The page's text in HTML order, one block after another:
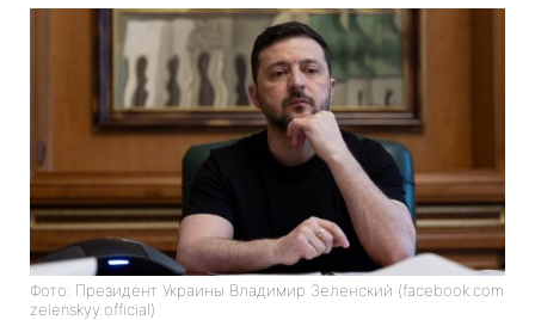
Фото: Президент Украины Владимир Зеленский (facebook.com
zelenskyy.official)